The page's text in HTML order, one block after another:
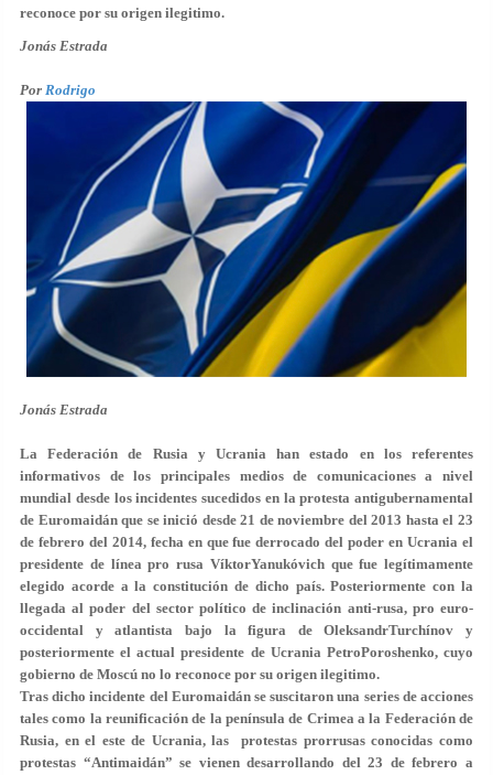
reconoce por su origen ilegitimo.
Jonás Estrada
Por Rodrigo
Jonás Estrada
La Federación de Rusia y Ucrania han estado en los referentes
informativos de los principales medios de comunicaciones a nivel
mundial desde los incidentes sucedidos en la protesta antigubernamental
de Euromaidán que se inició desde 21 de noviembre del 2013 hasta el 23
de febrero del 2014, fecha en que fue derrocado del poder en Ucrania el
presidente de línea pro rusa VíktorYanukóvich que fue legítimamente
elegido acorde a la constitución de dicho país. Posteriormente con la
llegada al poder del sector político de inclinación anti-rusa, pro euro-
occidental y atlantista bajo la figura de OleksandrTurchínov y
posteriormente el actual presidente de Ucrania PetroPoroshenko, cuyo
gobierno de Moscú no lo reconoce por su origen ilegitimo.
Tras dicho incidente del Euromaidán se suscitaron una series de acciones
tales como la reunificación de la península de Crimea a la Federación de
Rusia, en el este de Ucrania, las protestas prorrusas conocidas como
protestas “Antimaidán” se vienen desarrollando del 23 de febrero a